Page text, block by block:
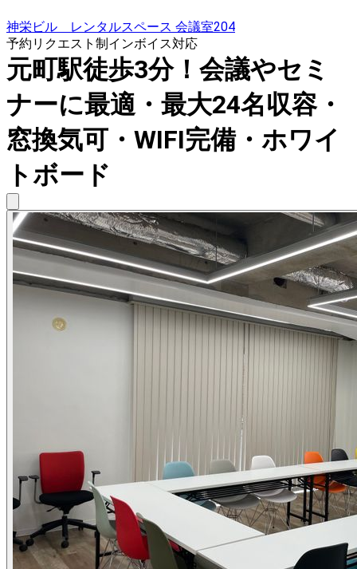
神栄ビル レンタルスペース 会議室204
予約リクエスト制インボイス対応
元町駅徒歩3分！会議やセミ
ナーに最適・最大24名収容・
窓換気可・WIFI完備・ホワイ
トボード